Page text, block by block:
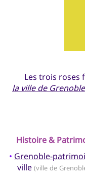
Les trois roses
la ville de Grenoble
Histoire &
• Grenoble-
ville (ville de